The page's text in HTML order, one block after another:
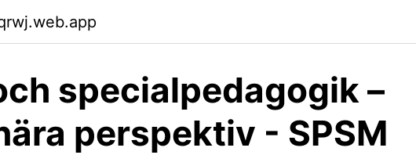
specialpedagogik –
perspektiv - SPSM